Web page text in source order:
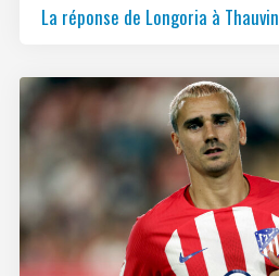
La réponse de Longoria à Thauvin